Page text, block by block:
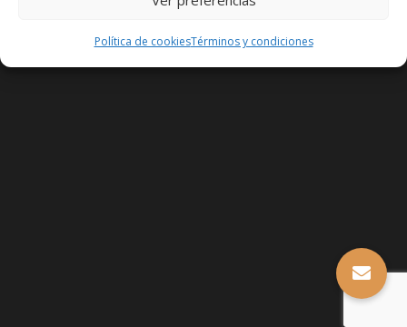
Política de cookiesTérminos y condiciones